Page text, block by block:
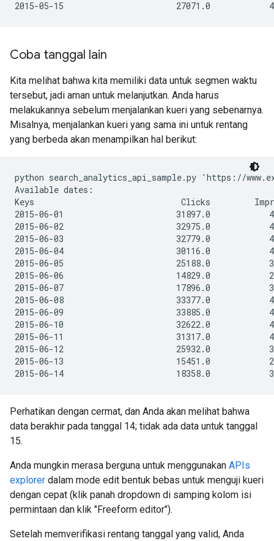
Coba tanggal lain
Kita melihat bahwa kita memiliki data untuk segmen waktu
tersebut, jadi aman untuk melanjutkan. Anda harus
melakukannya sebelum menjalankan kueri yang sebenarnya.
Misalnya, menjalankan kueri yang sama ini untuk rentang
yang berbeda akan menampilkan hal berikut:
python search_analytics_api_sample.py 'https://
Available dates:
Keys                              Clicks
2015-06-01                       31897.0
2015-06-02                       32975.0
2015-06-03                       32779.0
2015-06-04                       30116.0
2015-06-05                       25188.0
2015-06-06                       14829.0
2015-06-07                       17896.0
2015-06-08                       33377.0
2015-06-09                       33885.0
2015-06-10                       32622.0
2015-06-11                       31317.0
2015-06-12                       25932.0
2015-06-13                       15451.0
Perhatikan dengan cermat, dan Anda akan melihat bahwa
data berakhir pada tanggal 14; tidak ada data untuk tanggal
15.
Anda mungkin merasa berguna untuk menggunakan APIs
explorer dalam mode edit bentuk bebas untuk menguji kueri
dengan cepat (klik panah dropdown di samping kolom isi
permintaan dan klik "Freeform editor").
Setelah memverifikasi rentang tanggal yang valid, Anda